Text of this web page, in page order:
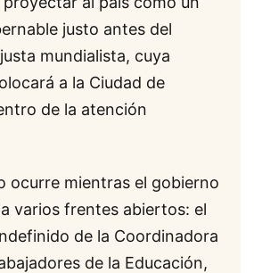
justo antes del
mundialista, cuya
a la Ciudad de
de la atención
ocurre mientras el gobierno
varios frentes abiertos: el
de la Coordinadora
de la Educación,